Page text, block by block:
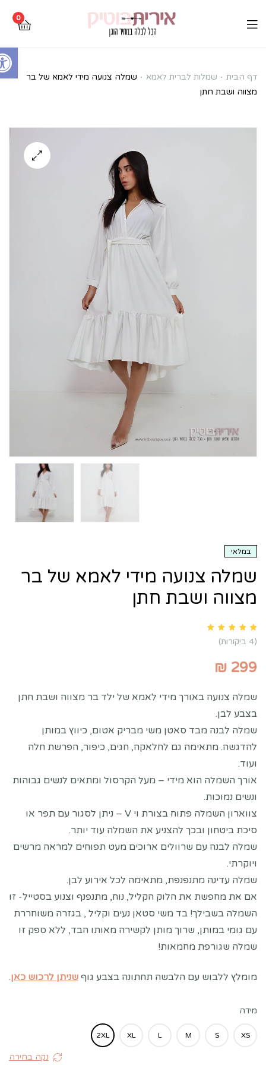
Open toolbar
0
שמלה
צנועה
מידי
דף הבית שמלות לברית לאמא
שמלה צנועה מידי לאמא של בר
מצווה ושבת חתן
במלאי
שמלה צנועה מידי לאמא של בר
מצווה ושבת חתן
4
customer ratings(
4 ביקורות)
₪ 299
שמלה צנועה באורך מידי לאמא של ילד בר מצווה ושבת חתן
בצבע לבן.
שמלה לבנה מבד סאטן משי מבריק אטום, כיווץ במותן
להדגשה. מתאימה גם לחלאקה, חגים, כיפור, הפרשת חלה
ועוד.
אורך השמלה הוא מידי – מעל הקרסול ומתאים לנשים גבוהות
ונשים נמוכות.
צווארון השמלה פתוח בצורת וי V – ניתן לסגור עם תפר או
סיכת ביטחון ובכך להצניע את השמלה עוד יותר.
שמלה לבנה עם שרוולים ארוכים מעט תפוחים למראה מרשים
ויוקרתי.
שמלה עדינה מתנפנפת, מתאימה לכל אירוע לבן.
אם את מחפשת את הלוק הקליל, נוח, מתנפנף וצנוע בסטייל- זו
השמלה בשבילך! בד משי סטאן נעים וקליל , בגזרה משוחררת
עם גומי במותן, שרוך מותן לקשירה מאותו הבד, ללא ספק זו
שמלה שגורפת מחמאות!
מומלץ ללבוש עם הלבשה תחתונה בצבע גוף שניתן לרכוש כאן.
מידה
XS
S
M
L
XL
2XL
נקה בחירה